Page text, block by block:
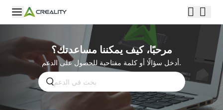
مرحبًا، كيف يمكننا مساعدتك؟
أدخل سؤالًا أو كلمة مفتاحية للحصول على الدعم.